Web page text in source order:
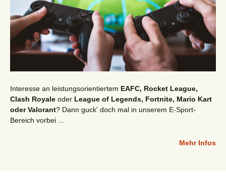
Interesse an leistungsorientiertem EAFC, Rocket League,
Clash Royale oder League of Legends, Fortnite, Mario Kart
oder Valorant? Dann guck' doch mal in unserem E-Sport-
Bereich vorbei ...
Mehr Infos